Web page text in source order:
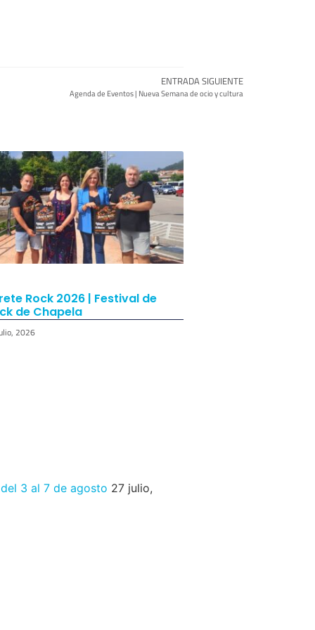
ENTRADA SIGUIENTE
Agenda de Eventos | Nueva Semana de ocio y cultura
Rock 2026 | Festival de
de Chapela
2026
3 al 7 de agosto 27 julio,